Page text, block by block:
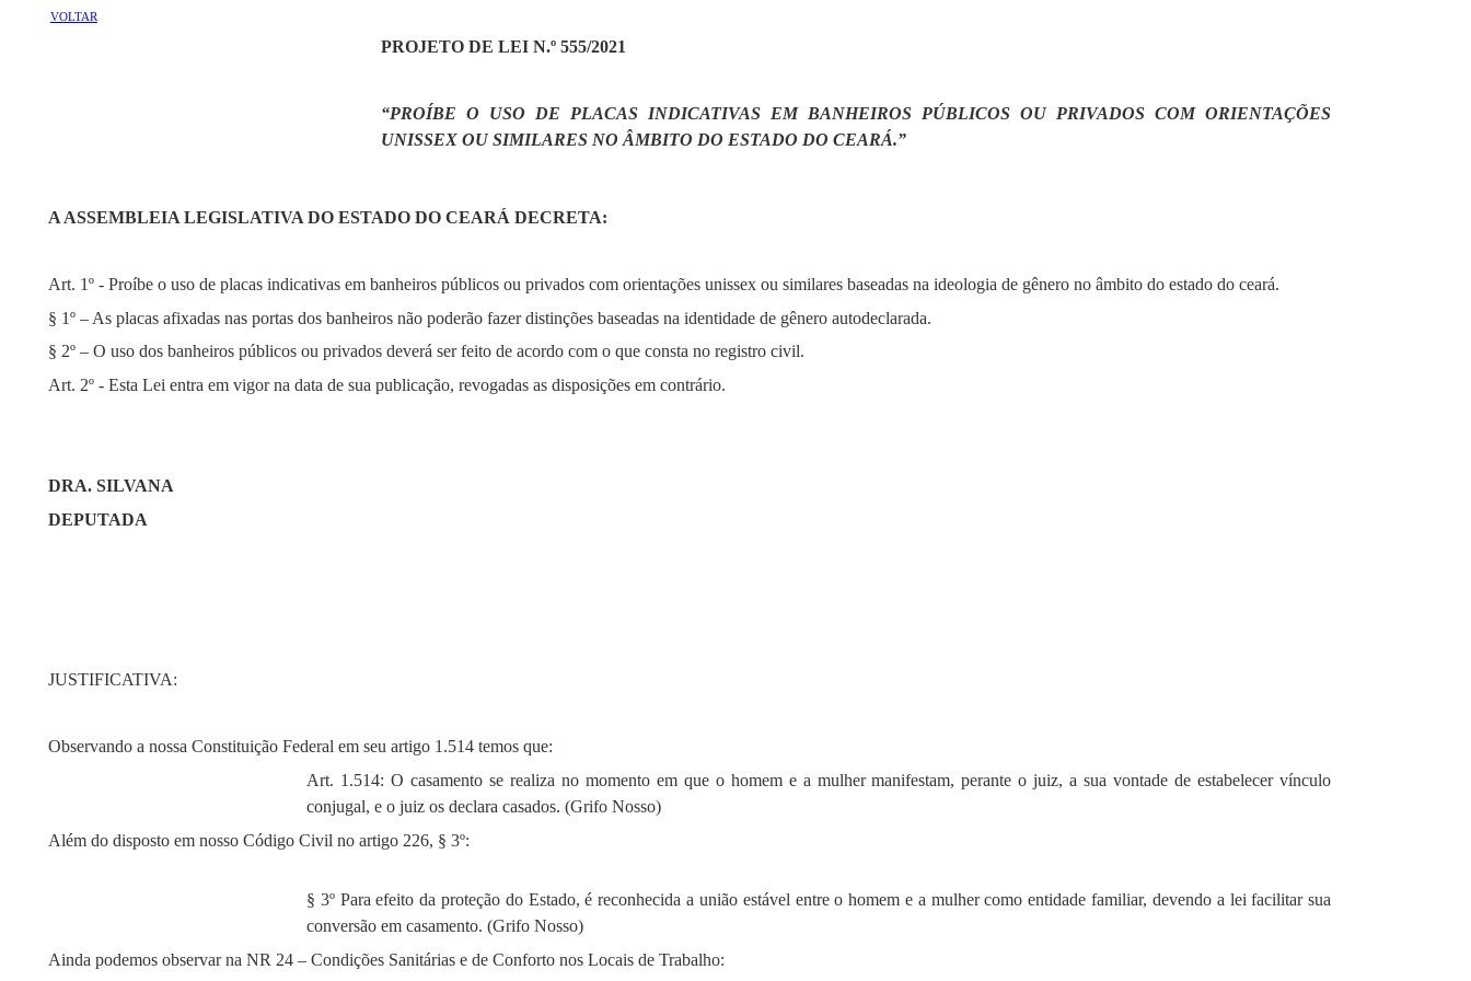
VOLTAR
PROJETO DE LEI N.º 555/2021
“PROÍBE O USO DE PLACAS INDICATIVAS EM BANHEIROS PÚBLICOS OU PRIVADOS COM ORIENTAÇÕES
UNISSEX OU SIMILARES NO ÂMBITO DO ESTADO DO CEARÁ.”
A ASSEMBLEIA LEGISLATIVA DO ESTADO DO CEARÁ DECRETA:
Art. 1º - Proíbe o uso de placas indicativas em banheiros públicos ou privados com orientações unissex ou similares baseadas na ideologia de gênero no âmbito do estado do ceará.
§ 1º – As placas afixadas nas portas dos banheiros não poderão fazer distinções baseadas na identidade de gênero autodeclarada.
§ 2º – O uso dos banheiros públicos ou privados deverá ser feito de acordo com o que consta no registro civil.
Art. 2º - Esta Lei entra em vigor na data de sua publicação, revogadas as disposições em contrário.
DRA. SILVANA
DEPUTADA
JUSTIFICATIVA:
Observando a nossa Constituição Federal em seu artigo 1.514 temos que:
Art. 1.514: O casamento se realiza no momento em que o homem e a mulher manifestam, perante o juiz, a sua vontade de estabelecer vínculo
conjugal, e o juiz os declara casados. (Grifo Nosso)
Além do disposto em nosso Código Civil no artigo 226, § 3º:
§ 3º Para efeito da proteção do Estado, é reconhecida a união estável entre o homem e a mulher como entidade familiar, devendo a lei facilitar sua
conversão em casamento. (Grifo Nosso)
Ainda podemos observar na NR 24 – Condições Sanitárias e de Conforto nos Locais de Trabalho: